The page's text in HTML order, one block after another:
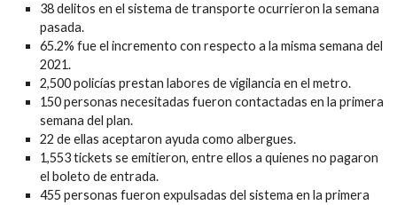
38 delitos en el sistema de transporte ocurrieron la semana
pasada.
65.2% fue el incremento con respecto a la misma semana del
2021.
2,500 policías prestan labores de vigilancia en el metro.
150 personas necesitadas fueron contactadas en la primera
semana del plan.
22 de ellas aceptaron ayuda como albergues.
1,553 tickets se emitieron, entre ellos a quienes no pagaron
el boleto de entrada.
455 personas fueron expulsadas del sistema en la primera